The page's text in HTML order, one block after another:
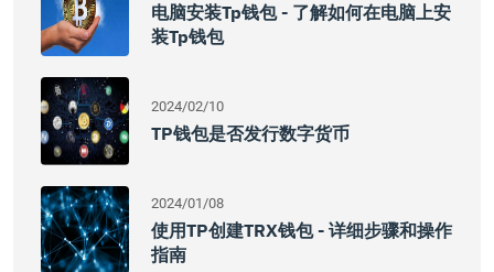
电脑安装tp钱包 - 了解如何在电脑上安
装tp钱包
2024/02/10
TP钱包是否发行数字货币
2024/01/08
使用TP创建TRX钱包 - 详细步骤和操作
指南